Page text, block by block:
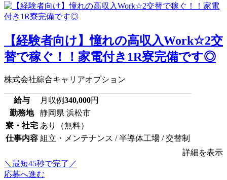
【経験者向け】憧れの高収入Work☆2交
替で稼ぐ！！家電付き1R寮完備です◎
株式会社綜合キャリアオプション
給与 月収例340,000円
勤務地
静岡県 浜松市
寮・社宅 あり（無料）
仕事内容 組立・メンテナンス / 半導体工場 / 交替制
詳細を表示
＼最短45秒で完了／
応募へ進む